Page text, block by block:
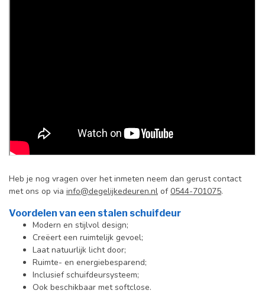
Heb je nog vragen over het inmeten neem dan gerust contact
met ons op via info@degelijkedeuren.nl of0544-701075.
Voordelen van een stalen schuifdeur
Modern en stijlvol design;
Creëert een ruimtelijk gevoel;
Laat natuurlijk licht door;
Ruimte- en energiebesparend;
Inclusief schuifdeursysteem;
Ook beschikbaar met softclose.